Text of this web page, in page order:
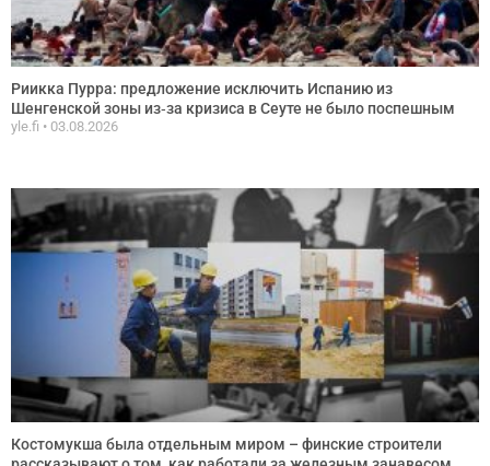
Риикка Пурра: предложение исключить Испанию из
Шенгенской зоны из‑за кризиса в Сеуте не было поспешным
yle.fi 03.08.2026
Костомукша была отдельным миром – финские строители